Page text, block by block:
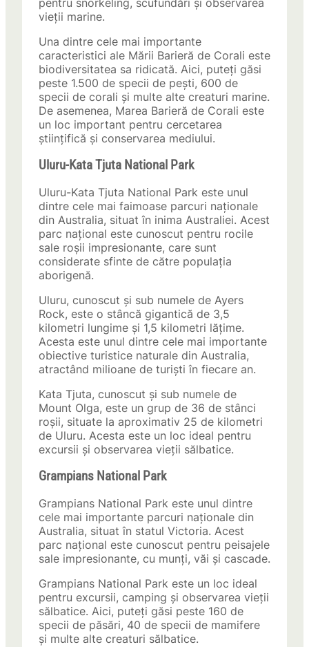
pentru snorkeling, scufundări și observarea
vieții marine.
Una dintre cele mai importante
caracteristici ale Mării Barieră de Corali este
biodiversitatea sa ridicată. Aici, puteți găsi
peste 1.500 de specii de pești, 600 de
specii de corali și multe alte creaturi marine.
De asemenea, Marea Barieră de Corali este
un loc important pentru cercetarea
științifică și conservarea mediului.
Uluru-Kata Tjuta National Park
Uluru-Kata Tjuta National Park este unul
dintre cele mai faimoase parcuri naționale
din Australia, situat în inima Australiei. Acest
parc național este cunoscut pentru rocile
sale roșii impresionante, care sunt
considerate sfinte de către populația
aborigenă.
Uluru, cunoscut și sub numele de Ayers
Rock, este o stâncă gigantică de 3,5
kilometri lungime și 1,5 kilometri lățime.
Acesta este unul dintre cele mai importante
obiective turistice naturale din Australia,
atractând milioane de turiști în fiecare an.
Kata Tjuta, cunoscut și sub numele de
Mount Olga, este un grup de 36 de stânci
roșii, situate la aproximativ 25 de kilometri
de Uluru. Acesta este un loc ideal pentru
excursii și observarea vieții sălbatice.
Grampians National Park
Grampians National Park este unul dintre
cele mai importante parcuri naționale din
Australia, situat în statul Victoria. Acest
parc național este cunoscut pentru peisajele
sale impresionante, cu munți, văi și cascade.
Grampians National Park este un loc ideal
pentru excursii, camping și observarea vieții
sălbatice. Aici, puteți găsi peste 160 de
specii de păsări, 40 de specii de mamifere
și multe alte creaturi sălbatice.